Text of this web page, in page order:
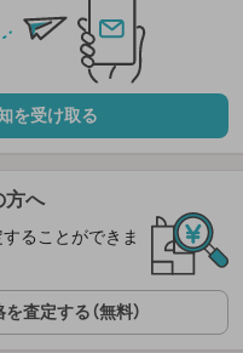
を受け取る
方へ
ることができま
査定する（無料）